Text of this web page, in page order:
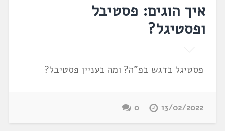
איך הוגים: פסטיבל
ופסטיגל?
פסטיגל בדגש בפ"ה? ומה בעניין פסטיבל?
13/02/2022
0